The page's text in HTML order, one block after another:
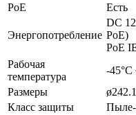
PoE Есть
Энергопотребление
DC
PoE)
PoE
Рабочая
температура
-45°С
Размеры
Класс защиты
Пыле-